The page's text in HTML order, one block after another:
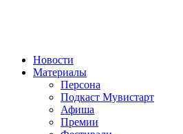
Новости
Материалы
Персона
Подкаст Мувистарт
Афиша
Премии